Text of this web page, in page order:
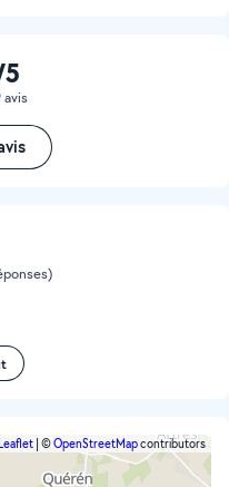
avis
Leaflet ©OpenStreetMapcontributors